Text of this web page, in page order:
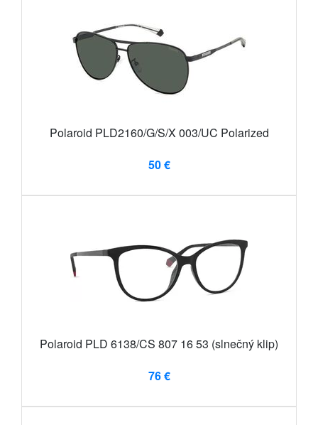
Polaroid PLD2160/G/S/X 003/UC Polarized
50 €
Polaroid PLD 6138/CS 807 16 53 (slnečný klip)
76 €